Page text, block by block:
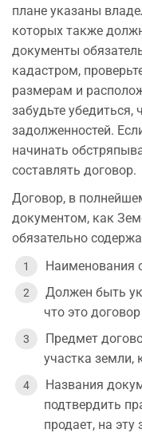
плане указаны
которых также
документы
кадастром,
размерам и
забудьте убедиться,
задолженностей.
начинать
составлять договор.
Договор, в
документом, как
обязательно
Наименования
Должен быть
что это
Предмет
участка земли,
Названия
подтвердить
продает, на эту